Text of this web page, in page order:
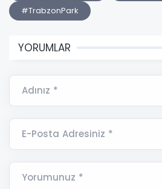
#TrabzonPark
YORUMLAR
Adınız *
E-Posta Adresiniz *
Yorumunuz *